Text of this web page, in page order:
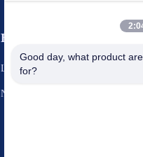
Événements
Les affaires
Nouvelles
Good day, what product
for?